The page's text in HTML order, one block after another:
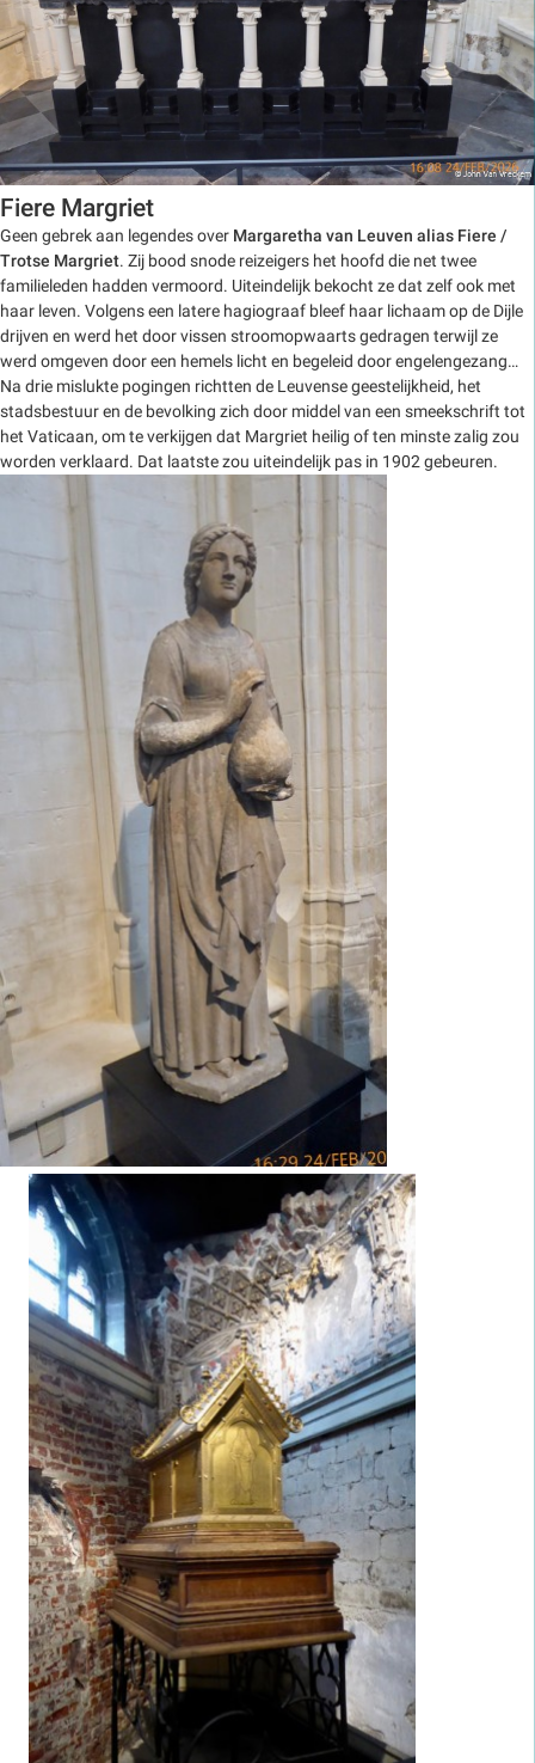
Fiere Margriet
Geen gebrek aan legendes over Margaretha van Leuven alias Fiere /
Trotse Margriet. Zij bood snode reizeigers het hoofd die net twee
familieleden hadden vermoord. Uiteindelijk bekocht ze dat zelf ook met
haar leven. Volgens een latere hagiograaf bleef haar lichaam op de Dijle
drijven en werd het door vissen stroomopwaarts gedragen terwijl ze
werd omgeven door een hemels licht en begeleid door engelengezang…
Na drie mislukte pogingen richtten de Leuvense geestelijkheid, het
stadsbestuur en de bevolking zich door middel van een smeekschrift tot
het Vaticaan, om te verkijgen dat Margriet heilig of ten minste zalig zou
worden verklaard. Dat laatste zou uiteindelijk pas in 1902 gebeuren.